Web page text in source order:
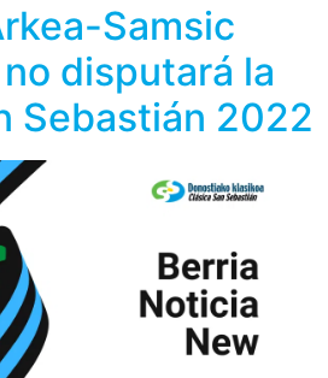
Samsic
disputará la
Sebastián 2022